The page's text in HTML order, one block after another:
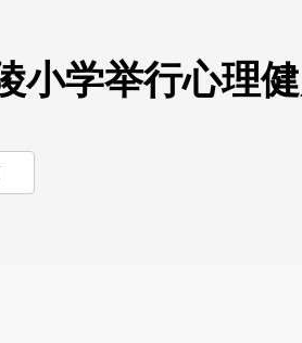
小学举行心理